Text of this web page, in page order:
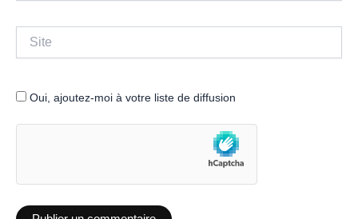
Site
Oui, ajoutez-moi à votre liste de diffusion